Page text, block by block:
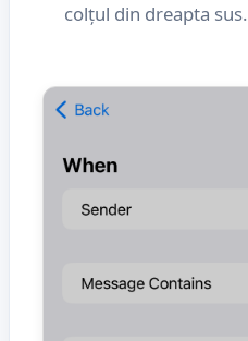
colțul din dreapta sus.